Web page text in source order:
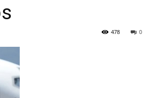
0
478